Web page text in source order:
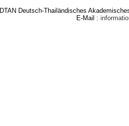
DTAN Deutsch-Thailändisches
E-Mail :